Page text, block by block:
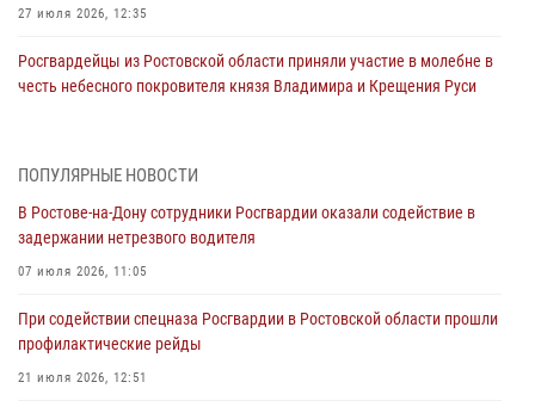
27 июля 2026, 12:35
Росгвардейцы из Ростовской области приняли участие в молебне в
честь небесного покровителя князя Владимира и Крещения Руси
При содействии спецназа Росгвардии в Ростовской области прошли
21 июля 2026, 12:51
В Ростовской области экипаж вневедомственной охраны задержал
17 июля 2026, 07:24
Сотрудники вневедомственной охраны пресекли противоправные
ПОПУЛЯРНЫЕ НОВОСТИ
В Ростове-на-Дону сотрудники Росгвардии оказали содействие в
задержании нетрезвого водителя
07 июля 2026, 11:05
При содействии спецназа Росгвардии в Ростовской области прошли
профилактические рейды
21 июля 2026, 12:51